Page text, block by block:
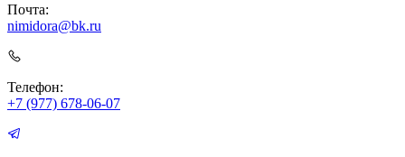
Почта:
nimidora@bk.ru
Телефон:
+7 (977) 678-06-07